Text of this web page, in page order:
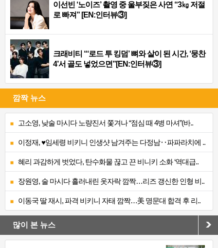
이선빈 ‘노이즈’ 촬영 중 울부짖은 사연 “3㎏ 저절
로 빠져” [EN:인터뷰③]
크래비티 “‘로드 투 킹덤’ 뼈와 살이 된 시간, ‘뭉찬
4’서 골도 넣었으면”[EN:인터뷰③]
깜짝 뉴스
고소영, 낮술 마시다 노량진서 쫓겨나 “점심 때 4병 마셔”(바..
이정재, ♥임세령 비키니 인생샷 남겨주는 다정남‥파파라치에 ..
혜리 과감하게 벗었다, 탄수화물 끊고 끈 비니키 소화 ‘역대급..
장원영, 술 마시다 흘러내린 옷자락 깜짝…리즈 갱신한 인형 비..
이동국 딸 재시, 파격 비키니 자태 깜짝…美 명문대 합격 후 리..
많이 본 뉴스